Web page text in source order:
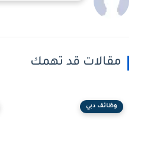
مقالات قد تهمك
وظائف دبي